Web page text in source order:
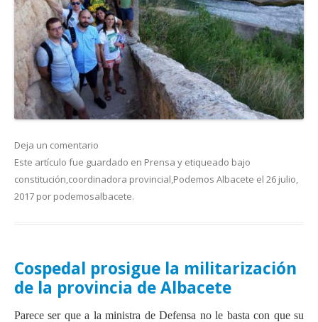
Deja un comentario
Este artículo fue guardado en Prensa y etiqueado bajo
constitución coordinadora provincial Podemos Albacete el 26 julio,
2017 por podemosalbacete.
Cospedal prosigue la militarización
de la provincia de Albacete
Parece ser que a la ministra de Defensa no le basta con que su